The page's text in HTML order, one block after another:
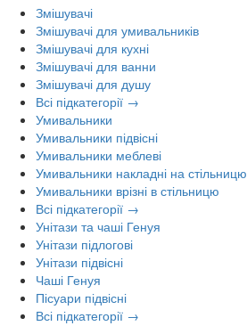
Змішувачі
Змішувачі для умивальників
Змішувачі для кухні
Змішувачі для ванни
Змішувачі для душу
Всі підкатегорії →
Умивальники
Умивальники підвісні
Умивальники меблеві
Умивальники накладні на стільницю
Умивальники врізні в стільницю
Всі підкатегорії →
Унітази та чаші Генуя
Унітази підлогові
Унітази підвісні
Чаші Генуя
Пісуари підвісні
Всі підкатегорії →